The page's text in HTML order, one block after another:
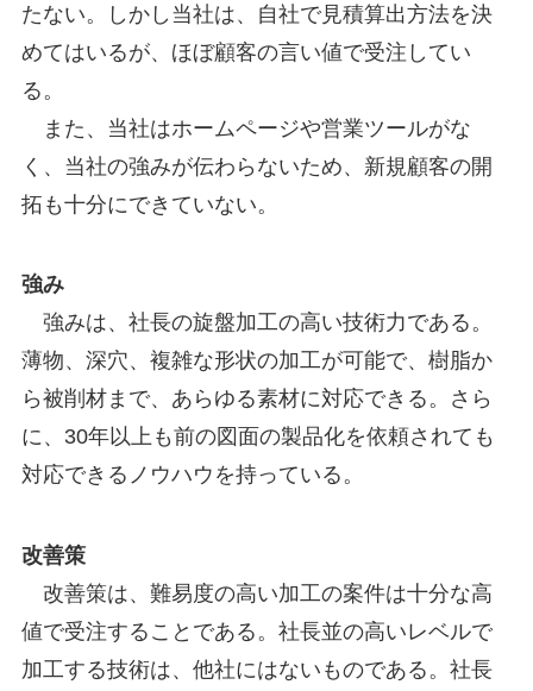
たない。しかし当社は、自社で見積算出方法を決
めてはいるが、ほぼ顧客の言い値で受注してい
る。
また、当社はホームページや営業ツールがな
く、当社の強みが伝わらないため、新規顧客の開
拓も十分にできていない。
強み
強みは、社長の旋盤加工の高い技術力である。
薄物、深穴、複雑な形状の加工が可能で、樹脂か
ら被削材まで、あらゆる素材に対応できる。さら
に、30年以上も前の図面の製品化を依頼されても
対応できるノウハウを持っている。
改善策
改善策は、難易度の高い加工の案件は十分な高
値で受注することである。社長並の高いレベルで
加工する技術は、他社にはないものである。社長